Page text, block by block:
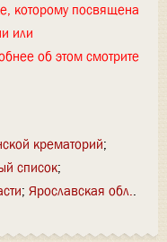
которому посвящена
или
об этом смотрите
крематорий
список
Ярославская обл.